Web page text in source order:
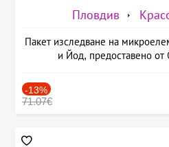
Пловдив
Пакет изследване на
и Йод, предоставено
-13%
71.07€